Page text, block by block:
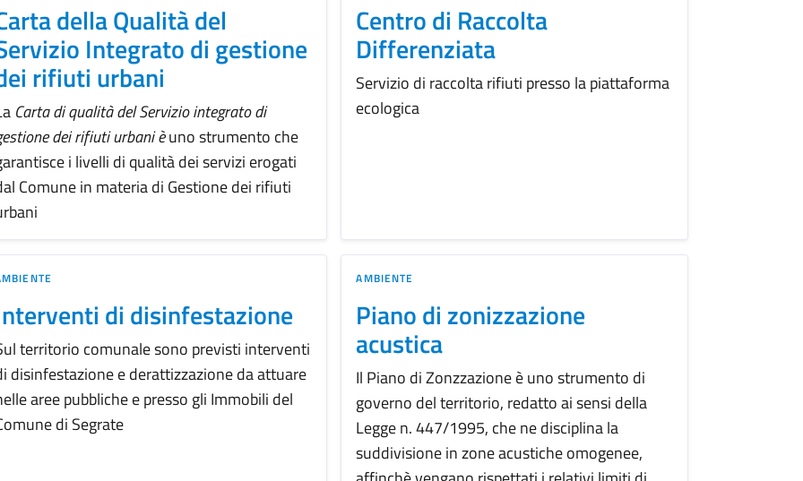
della Qualità del
Integrato di gestione
rifiuti urbani
Carta di qualità del Servizio integrato di
dei rifiuti urbani èuno strumento che
i livelli di qualità dei servizi erogati
Comune in materia di Gestione dei rifiuti
Centro di Raccolta
Differenziata
Servizio di raccolta rifiuti presso la piattaforma
ecologica
di disinfestazione
territorio comunale sono previsti interventi
disinfestazione e derattizzazione da attuare
aree pubbliche e presso gli Immobili del
di Segrate
AMBIENTE
Piano di zonizzazione
acustica
Il Piano di Zonzzazione è uno strumento di
governo del territorio, redatto ai sensi della
Legge n. 447/1995, che ne disciplina la
suddivisione in zone acustiche omogenee,